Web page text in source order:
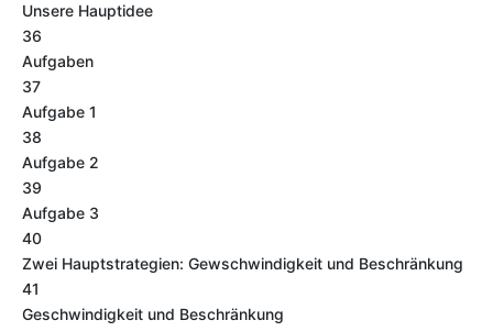
Unsere Hauptidee
36
Aufgaben
37
Aufgabe 1
38
Aufgabe 2
39
Aufgabe 3
40
Zwei Hauptstrategien: Gewschwindigkeit und Beschränkung
41
Geschwindigkeit und Beschränkung